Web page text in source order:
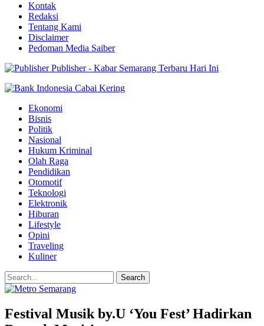
Kontak
Redaksi
Tentang Kami
Disclaimer
Pedoman Media Saiber
Publisher - Kabar Semarang Terbaru Hari Ini
Ekonomi
Bisnis
Politik
Nasional
Hukum Kriminal
Olah Raga
Pendidikan
Otomotif
Teknologi
Elektronik
Hiburan
Lifestyle
Opini
Traveling
Kuliner
Festival Musik by.U ‘You Fest’ Hadirkan